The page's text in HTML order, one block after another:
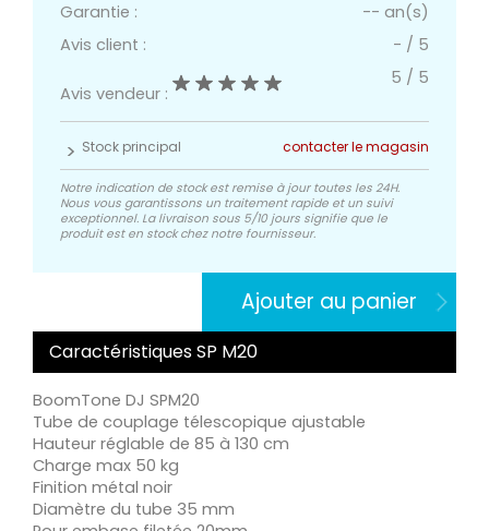
Garantie :
-- an(s)
Avis client :
- / 5
Avis vendeur :
5 / 5
Stock principal contacter le magasin
Notre indication de stock est remise à jour toutes les 24H.
Nous vous garantissons un traitement rapide et un suivi
exceptionnel. La livraison sous 5/10 jours signifie que le
produit est en stock chez notre fournisseur.
Ajouter au panier
Caractéristiques SP M20
BoomTone DJ SPM20
Tube de couplage télescopique ajustable
Hauteur réglable de 85 à 130 cm
Charge max 50 kg
Finition métal noir
Diamètre du tube 35 mm